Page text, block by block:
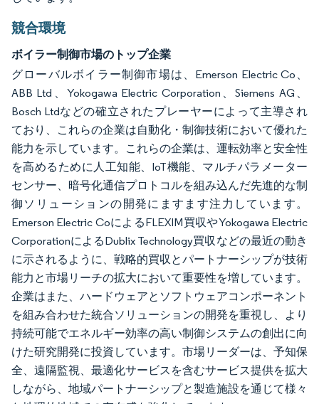
競合環境
ボイラー制御市場のトップ企業
グローバルボイラー制御市場は、Emerson Electric Co、
ABB Ltd、Yokogawa Electric Corporation、Siemens AG、
Bosch Ltdなどの確立されたプレーヤーによって主導され
ており、これらの企業は自動化・制御技術において優れた
能力を示しています。これらの企業は、運転効率と安全性
を高めるために人工知能、IoT機能、マルチパラメーター
センサー、暗号化通信プロトコルを組み込んだ先進的な制
御ソリューションの開発にますます注力しています。
Emerson Electric CoによるFLEXIM買収やYokogawa Electric
CorporationによるDublix Technology買収などの最近の動き
に示されるように、戦略的買収とパートナーシップが技術
能力と市場リーチの拡大において重要性を増しています。
企業はまた、ハードウェアとソフトウェアコンポーネント
を組み合わせた統合ソリューションの開発を重視し、より
持続可能でエネルギー効率の高い制御システムの創出に向
けた研究開発に投資しています。市場リーダーは、予知保
全、遠隔監視、最適化サービスを含むサービス提供を拡大
しながら、地域パートナーシップと製造施設を通じて様々